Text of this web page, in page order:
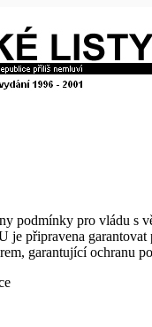
podmínky pro vládu s
připravena
garantující ochranu